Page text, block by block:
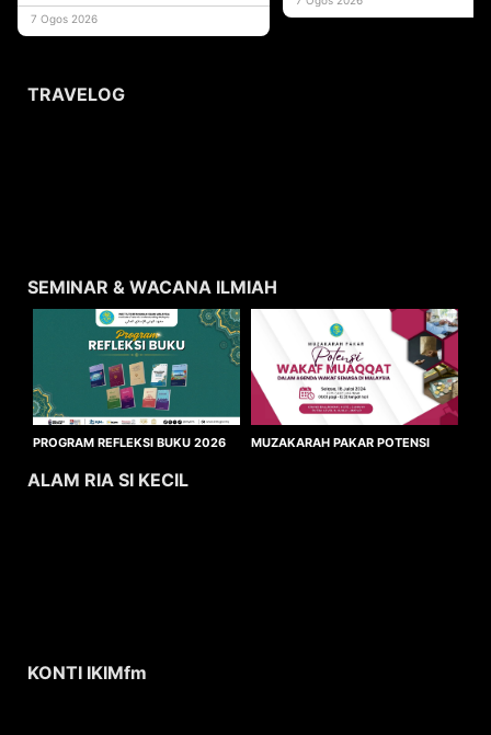
usaha
7 Ogos 2026
TRAVELOG
SEMINAR & WACANA ILMIAH
PROGRAM REFLEKSI BUKU 2026
MUZAKARAH PAKAR POTENSI
ALAM RIA SI KECIL
KONTI IKIMfm